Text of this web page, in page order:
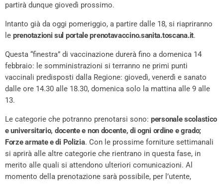
partirà dunque giovedì prossimo.
Intanto già da oggi pomeriggio, a partire dalle 18, si riapriranno
le prenotazioni sul portale prenotavaccino.sanita.toscana.it.
Questa “finestra” di vaccinazione durerà fino a domenica 14
febbraio: le somministrazioni si terranno ne primi punti
vaccinali predisposti dalla Regione: giovedì, venerdì e sanato
dalle ore 14.30 alle 18.30, domenica solo la mattina alle 9 alle
13.
Le categorie che potranno prenotarsi sono: personale scolastico
e universitario, docente e non docente, di ogni ordine e grado;
Forze armate e di Polizia. Con le prossime forniture settimanali
si aprirà alle altre categorie che rientrano in questa fase, in
merito alle quali si attendono ulteriori comunicazioni. Al
momento della prenotazione sarà possibile, per l’utente,